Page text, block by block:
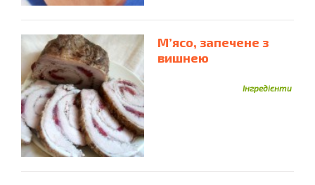
М’ясо, запечене з
вишнею
Інгредієнти